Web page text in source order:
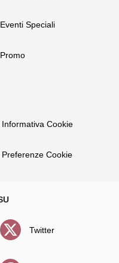
Eventi Speciali
Promo
Informativa Cookie
Preferenze Cookie
Twitter